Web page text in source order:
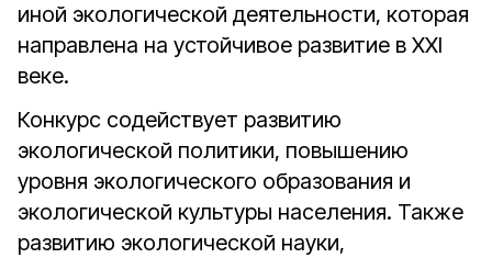
иной экологической деятельности, которая
направлена на устойчивое развитие в XXI
веке.
Конкурс содействует развитию
экологической политики, повышению
уровня экологического образования и
экологической культуры населения. Также
развитию экологической науки,